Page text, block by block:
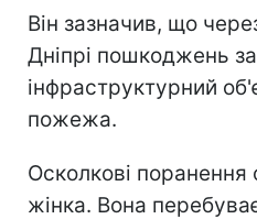
Він зазначив, що
Дніпрі пошкоджень
інфраструктурний
пожежа.
Осколкові
жінка. Вона